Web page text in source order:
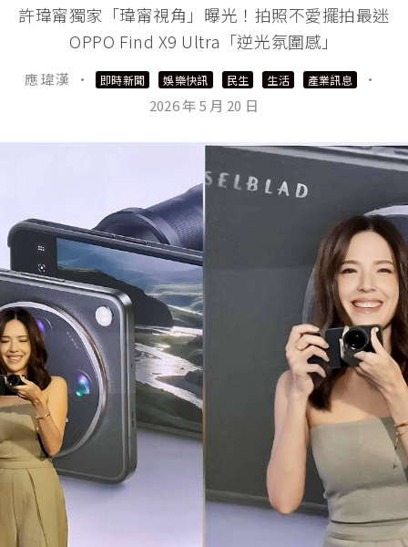
許瑋甯獨家「瑋甯視角」曝光！拍照不愛擺拍最迷
OPPO Find X9 Ultra「逆光氛圍感」
應 瑋漢 · 即時新聞 娛樂快訊 民生 生活 產業訊息
·
2026 年 5 月 20 日